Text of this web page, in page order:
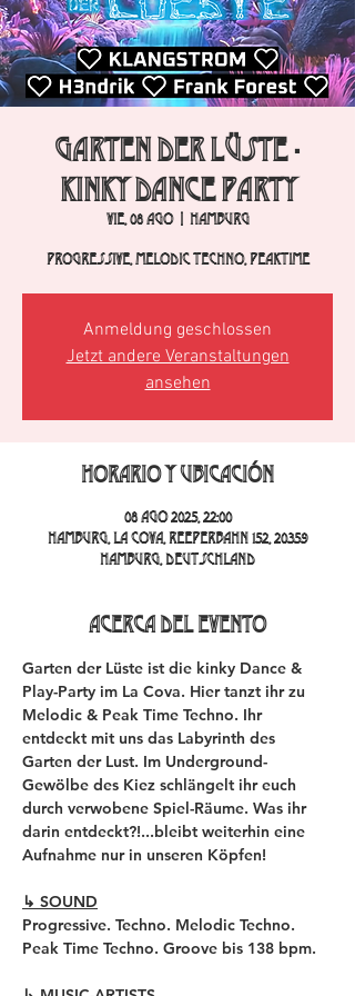
Garten der Lüste -
Kinky Dance Party
vie, 08 ago
  |
Hamburg
Progressive, Melodic Techno, Peaktime
Anmeldung geschlossen
Jetzt andere Veranstaltungen
ansehen
Horario y ubicación
08 ago 2025, 22:00
Hamburg, La Cova, Reeperbahn 152, 20359
Hamburg, Deutschland
Acerca del evento
Garten der Lüste ist die kinky Dance &
Play-Party im La Cova. Hier tanzt ihr zu
Melodic & Peak Time Techno. Ihr
entdeckt mit uns das Labyrinth des
Garten der Lust. Im Underground-
Gewölbe des Kiez schlängelt ihr euch
durch verwobene Spiel-Räume. Was ihr
darin entdeckt?!...bleibt weiterhin eine
Aufnahme nur in unseren Köpfen!
↳ SOUND
Progressive. Techno. Melodic Techno.
Peak Time Techno. Groove bis 138 bpm.